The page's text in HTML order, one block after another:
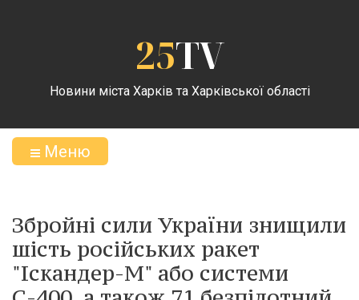
25TV
Новини міста Харків та Харківської області
Меню
Збройні сили України знищили
шість російських ракет
"Іскандер-М" або системи